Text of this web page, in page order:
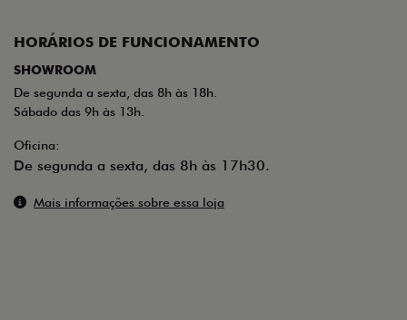
SHOWROOM
De segunda a sexta, das 8h às 18h.
Sábado das 9h às 13h.
Oficina:
De segunda a sexta, das 8h às 17h30.
Mais informações sobre essa loja